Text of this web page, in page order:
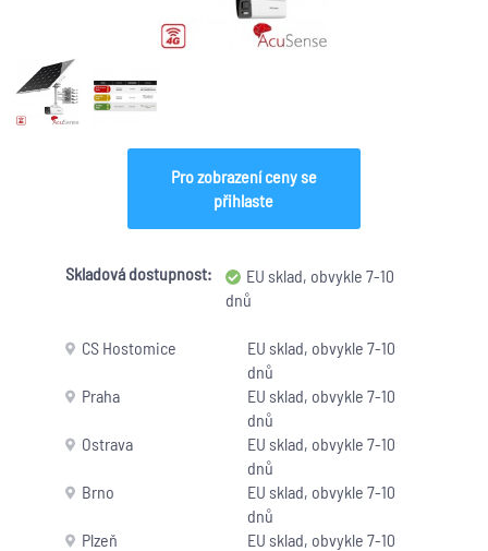
Pro zobrazení ceny se
přihlaste
Skladová dostupnost:
EU sklad, obvykle 7-10
dnů
CS Hostomice
EU sklad, obvykle 7-10
dnů
Praha
EU sklad, obvykle 7-10
dnů
Ostrava
EU sklad, obvykle 7-10
dnů
Brno
EU sklad, obvykle 7-10
dnů
Plzeň
EU sklad, obvykle 7-10